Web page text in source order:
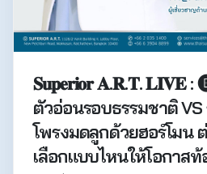
𝐒𝐮𝐩𝐞𝐫𝐢𝐨𝐫 𝐀.𝐑.𝐓. 𝐋𝐈𝐕𝐄
ตัวอ่อนรอบธรรมชาติ VS
โพรงมดลูกด้วยฮอร์โมน
เลือกแบบไหนให้โอกาส